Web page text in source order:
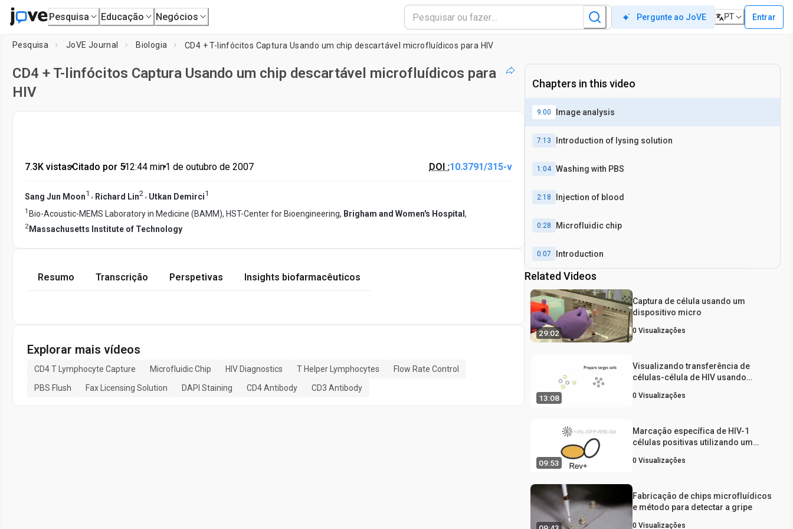
Pesquisa Educação Negócios Pergunte ao JoVE PT Entrar
Pesquisa JoVE Journal Biologia CD4 + T-linfócitos Captura Usando um chip descartável microfluídicos para HIV
CD4 + T-linfócitos Captura Usando um chip descartável microfluídicos para
HIV
7.3K vistas•Citado por 5•12:44 min•1 de outubro de 2007 DOI :10.3791/315-v
Sang Jun Moon1 , Richard Lin2 , Utkan Demirci1
1 Bio-Acoustic-MEMS Laboratory in Medicine (BAMM), HST-Center for Bioengineering, Brigham and Women's Hospital ,
2 Massachusetts Institute of Technology
Resumo Transcrição Perspetivas Insights biofarmacêuticos
Explorar mais vídeos
CD4 T Lymphocyte Capture Microfluidic Chip HIV Diagnostics T Helper Lymphocytes
Flow Rate Control
PBS Flush
Fax Licensing Solution DAPI Staining CD4 Antibody CD3 Antibody
Chapters in this video
9:00 Image analysis
7:13 Introduction of lysing solution
1:04 Washing with PBS
2:18 Injection of blood
0:28 Microfluidic chip
0:07 Introduction
Related Videos
29:02
Captura de célula usando um
dispositivo micro
0 Visualizações
13:08
Visualizando transferência de
células-célula de HIV usando
Microscopia Confocal ao vivo
0 Visualizações
09:53
Marcação específica de HIV-1
células positivas utilizando um
Expressando a Proteína Verde
0 Visualizações
Fabricação de chips microfluídicos
e método para detectar a gripe
0 Visualizações